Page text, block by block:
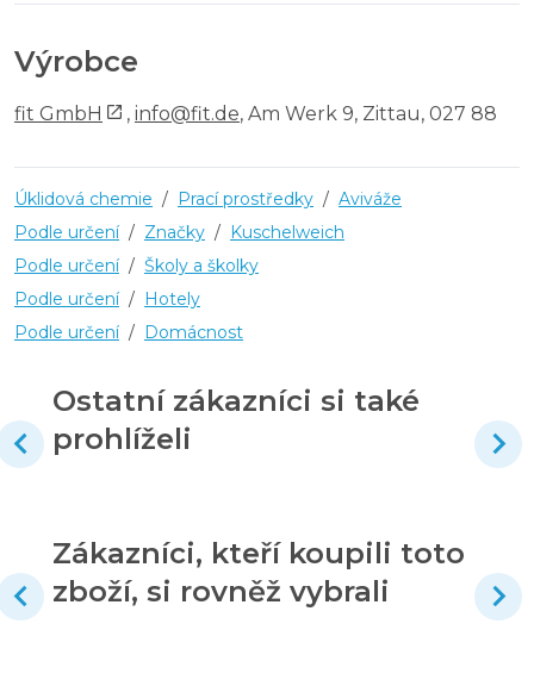
Výrobce
fit GmbH , info@fit.de, Am Werk 9, Zittau, 027 88
Úklidová chemie / Prací prostředky / Aviváže
Podle určení / Značky / Kuschelweich
Podle určení / Školy a školky
Podle určení / Hotely
Podle určení / Domácnost
Ostatní zákazníci si také
prohlíželi
Zákazníci, kteří koupili toto
zboží, si rovněž vybrali